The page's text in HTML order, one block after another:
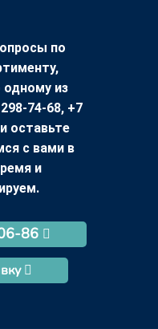
по
одному из
74-68, +7
оставьте
с вами в
и
86